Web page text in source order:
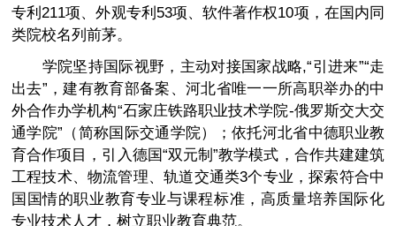
专利211项、外观专利53项、软件著作权10项，在国内同
类院校名列前茅。
学院坚持国际视野，主动对接国家战略,“引进来”“走
出去”，建有教育部备案、河北省唯一一所高职举办的中
外合作办学机构“石家庄铁路职业技术学院-俄罗斯交大交
通学院”（简称国际交通学院）；依托河北省中德职业教
育合作项目，引入德国“双元制”教学模式，合作共建建筑
工程技术、物流管理、轨道交通类3个专业，探索符合中
国国情的职业教育专业与课程标准，高质量培养国际化
专业技术人才，树立职业教育典范。